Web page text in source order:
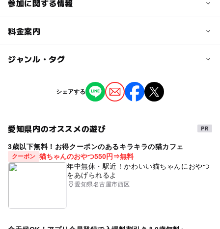
参加に関する情報
定員
0歳･1歳･2歳の赤ちゃん(乳児･幼児)
3歳･4歳･5歳･6歳(幼児)小学生
予約必要
応募方法
チケットのご購入は下記のいづれかをお選びください。
劇団うりんこ 052-772-1882
料金案内
子供の料金
ジャンル・タグ
タグ
雨でもOK 乳幼児から小学生まで
フィンガーペイント ご家族で楽しめる
工作・クラフト体験
シェアする
愛知県内のオススメの遊び
3歳以下無料！お得クーポンのあるキラキラの猫カフェ
クーポン 猫ちゃんのおやつ550円⇒無料
年中無休・駅近！かわいい猫ちゃんにおやつ
をあげられるよ
愛知県名古屋市西区